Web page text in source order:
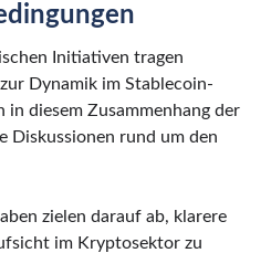
Initiativen tragen
Dynamik im Stablecoin-
diesem Zusammenhang der
Diskussionen rund um den
zielen darauf ab, klarere
im Kryptosektor zu